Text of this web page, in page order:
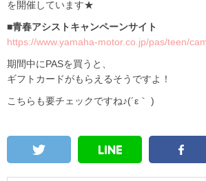
を開催しています★
■青春アシストキャンペーンサイト
https://www.yamaha-motor.co.jp/pas/teen/
期間中にPASを買うと、
ギフトカードがもらえるそうですよ！
こちらも要チェックですね♪(´ε｀ )